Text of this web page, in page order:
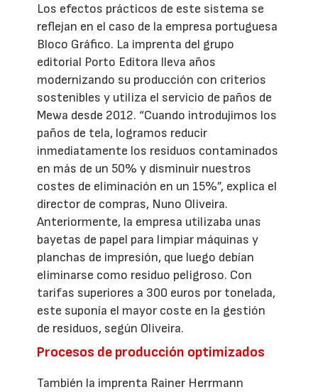
Los efectos prácticos de este sistema se
reflejan en el caso de la empresa portuguesa
Bloco Gráfico. La imprenta del grupo
editorial Porto Editora lleva años
modernizando su producción con criterios
sostenibles y utiliza el servicio de paños de
Mewa desde 2012. “Cuando introdujimos los
paños de tela, logramos reducir
inmediatamente los residuos contaminados
en más de un 50% y disminuir nuestros
costes de eliminación en un 15%”, explica el
director de compras, Nuno Oliveira.
Anteriormente, la empresa utilizaba unas
bayetas de papel para limpiar máquinas y
planchas de impresión, que luego debían
eliminarse como residuo peligroso. Con
tarifas superiores a 300 euros por tonelada,
este suponía el mayor coste en la gestión
de residuos, según Oliveira.
Procesos de producción optimizados
También la imprenta Rainer Herrmann